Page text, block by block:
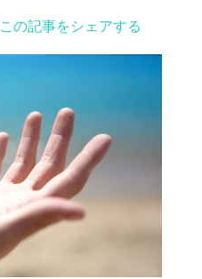
この記事をシェアする